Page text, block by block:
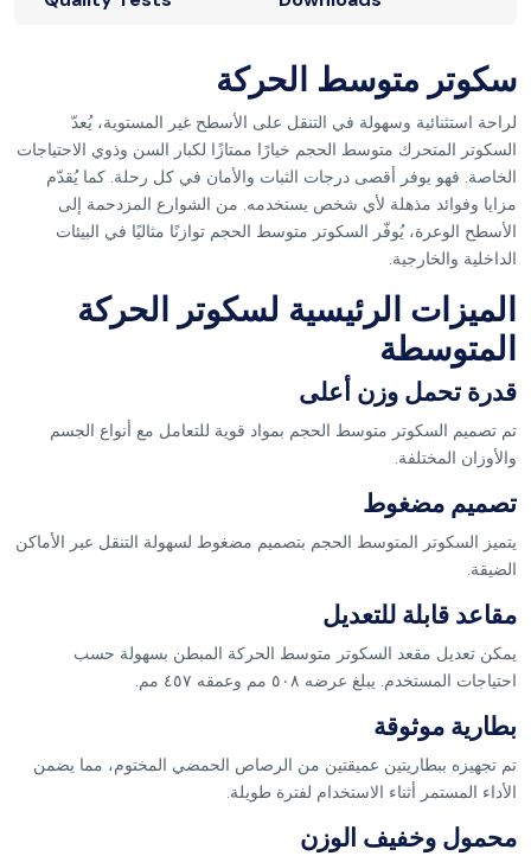
سكوتر متوسط الحركة
لراحة استثنائية وسهولة في التنقل على الأسطح غير المستوية، يُعدّ
السكوتر المتحرك متوسط الحجم خيارًا ممتازًا لكبار السن وذوي الاحتياجات
الخاصة. فهو يوفر أقصى درجات الثبات والأمان في كل رحلة. كما يُقدّم
مزايا وفوائد مذهلة لأي شخص يستخدمه. من الشوارع المزدحمة إلى
الأسطح الوعرة، يُوفّر السكوتر متوسط الحجم توازنًا مثاليًا في البيئات
الداخلية والخارجية.
الميزات الرئيسية لسكوتر الحركة
المتوسطة
قدرة تحمل وزن أعلى
تم تصميم السكوتر متوسط الحجم بمواد قوية للتعامل مع أنواع الجسم
والأوزان المختلفة.
تصميم مضغوط
يتميز السكوتر المتوسط الحجم بتصميم مضغوط لسهولة التنقل عبر الأماكن
الضيقة.
مقاعد قابلة للتعديل
يمكن تعديل مقعد السكوتر متوسط الحركة المبطن بسهولة حسب
احتياجات المستخدم. يبلغ عرضه ٥٠٨ مم وعمقه ٤٥٧ مم.
بطارية موثوقة
تم تجهيزه ببطاريتين عميقتين من الرصاص الحمضي المختوم، مما يضمن
الأداء المستمر أثناء الاستخدام لفترة طويلة.
محمول وخفيف الوزن